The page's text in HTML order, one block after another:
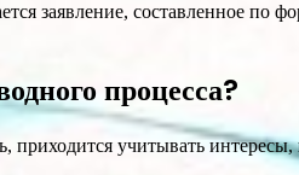
заявление, составленное
процесса?
приходится учитывать интересы,